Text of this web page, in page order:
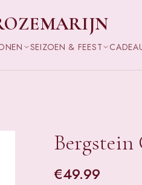
SEIZOEN & FEEST
Bergstein
€49.99